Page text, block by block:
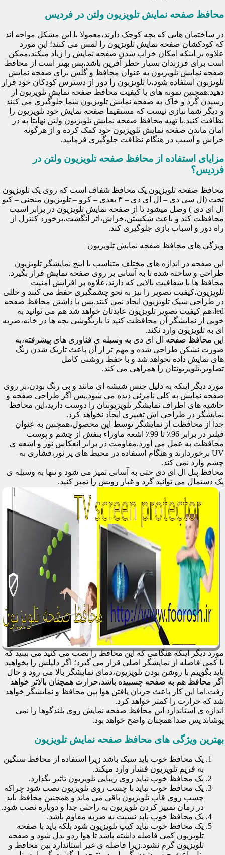
محافظ صفحه نمایش تلویزیون ولتن در فردیس
در ساختمان هایی که بچه کوچک دارند،معمولا با این مشکل مواجه اند
که کودکشان صفحه نمایش تلویزیون را لمس می کنند؛ این مورد
علاوه بر اینکه امکان خراب شدن صفحه نمایش را زیاد میکند،ممکن
است برای فرزندان بسیار خطر آفرین باشد،پس بهتر است از محافظ
صفحه نمایش تلویزیون به عنوان محافظ و گلس برای صفحه نمایش
تلویزیون استفاده شود،یا تلویزیون را دور از دسترس کودکان خود قرار
دهید.همچنین نمونه های با کیفیت محافظ صفحه نمایش تلویزیون از
رسیدن گرد و خاک به صفحه نمایش تلویزیون شما جلوگیری می کنند
و دیگر شما نیازی نیست که مستقیما صفحه نمایش خود تلویزیون را
نظافت کنید.با تهیه محافظ صفحه نمایش تلویزیون ولتن نهایتا به در
امان ماندن صفحه نمایش تلویزیون خود کمک کرده و از هرگونه
خراش و آسیب در هنگام نظافت جلوگیری فرمایید.
مزایای استفاده از محافظ صفحه تلویزیون ولتن در
فردیس؟
محافظ صفحه تلویزیون یک محافظ شفاف است که روی یک تلویزیون
تخت (ال سی دی – ال ای دی – ۳ بعدی – کرو – تلویزیون منحنی – کیو
ال ای دی ) وصل میشود تا از صفحه نمایش تلویزیون در برابر اسیب
محافظت کند و باعث شکستن،خراش،اثر انگشت،برخورد کنترل از
راه دور و اسباب بازی جلوگیری کند.
ویژگی های محافظ صفحه نمایش تلویزیون
این صفحه در اندازه های مختلف متناسب با اینچ نمایشگر تلویزیون
طراحی و ساخته شده تا به آسانی بر روی صفحه نمایش قرار بگیرد.
محافظ ها با شفافیت بالایی که دارند،علاوه بر افزایش امنیت
تلویزیون،کیفیت تصویر را نیز به نحو چشمگیری حفظ می کنند و خللی
در طراحی شیک تلویزیون ایجاد نمی کنند.پس با داشتن محافظ صفحه
led،هم کیفیت تصویر تلویزیون عایدتان خواهد شد هم می توانید به
خوبی از نمایشگر آن محافظت کنید تا بازیگوشی بچه ها در خانه،ضربه
ای به تلویزیون وارد نکند.
این محافظ صفحه ال ای دی به وسیله ی فناوری های پیشرفته،به
صورت نشکن طراحی شده و مهم تر از آن باعث تاریک شدن رنگ
های نمایش داده نخواهد شد و با حفظ روشنی کامل
تصاویر،تلویزیونتان را همراهی می کند.
مورد دیگر اینکه به دلیل جنس شیشه ای مانند و بی رنگ بودن،بر روی
صفحه نمایش به کلی نامرئی دیده می شود.پس اگر طراحی صفحه و
حاشیه های اطراف نمایشگر تلویزیونتان را دوست دارید،این محافظ
نمایشگر در طراحی اش تغییری ایجاد نخواهد کرد.
جدا از محافظت از نمایشگر توسط این محصول،همچنین به عنوان
فیلتر در برابر 96٪ تا 99٪ اشعه ماوراء بنفش از چشم و پوست
محافظت به عمل می آورد.مقاومت در برابر انعکاس نور و اشعه ی
UV برخوردارند و هنگام استفاده در محیط های پر نور،فشاری به
چشم وارد نمی کند.
محافظ پنل ال ای دی حتی به آسانی تمیز می شود و تنها به وسیله ی
یک دستمال می توانید گرد و غبار رویش را تمیز کنید.
مورد دیگر اینکه هنگامی که این محافظ را نصب می کنید می بینید که
با کمی فاصله از نمایشگر اصلی قرار می گیرد؛ اگر دلیلش را بخواهید
باید بگوییم با روشن بودن تلویزیون،دمای نمایشگر بالا می رود و حال
اگر محافظ هم به صفحه چسبیده باشد،حرارت همچنان بالاتر خواهد
رفت.اما این کار باعث جریان یافتن هوا بین محافظ و نمایشگر خواهد
شد که حرارت را کمتر خواهد کرد.
اندازه ی استاندارد این محافظ صفحه نمایش روی بلندگوها را نمی
پوشاند پس صدا همچنان واضح خواهد بود.
بهترین ویژگی های محافظ صفحه نمایش تلویزیون
یک محافظ خوب باید سبک باشد زیرا استفاده از محافظ سنگین
به فریم تلویزیون فشار وارد میکند.
یک محافظ خوب نباید روی زیبایی تلویزیون تاثیر بگذارد.
یک محافظ خوب نباید با چسب روی تلویزیون نصب شود چراکه
چسب روی قاب تلویزیون باقی می ماند و همچنین محافظ باید
در زمان تمییز کردن تلویزیون به راحتی جدا و دوباره نصب شود.
یک محافظ خوب باید نسبت به ضربه مقاوم باشد.
یک محافظ خوب نباید کیپ تلویزیون شود بلکه باید با صفحه
تلویزیون کمی فاصله داشته باشد تا هوا ردو بدل شود و صفحه
تلویزیون گرم نشود.زیرا فاصله ی غیر استاندارد بین محافظ و